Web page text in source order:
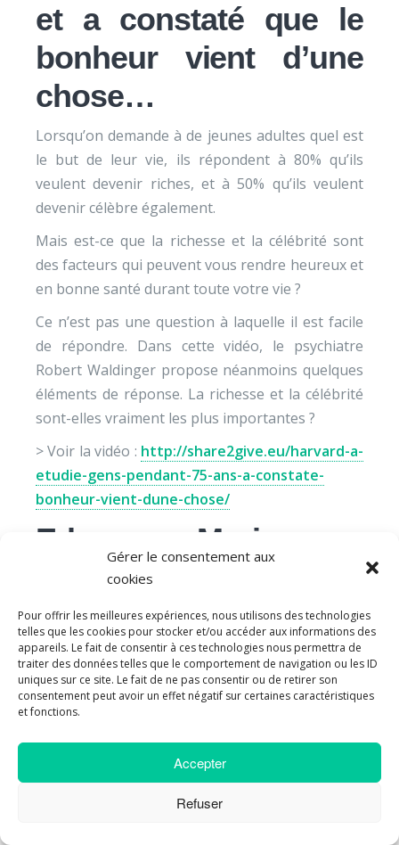
Gérer le consentement aux
cookies
Pour offrir les meilleures expériences, nous utilisons des technologies
telles que les cookies pour stocker et/ou accéder aux informations des
appareils. Le fait de consentir à ces technologies nous permettra de
traiter des données telles que le comportement de navigation ou les ID
uniques sur ce site. Le fait de ne pas consentir ou de retirer son
consentement peut avoir un effet négatif sur certaines caractéristiques
et fonctions.
Accepter
Refuser
et a constaté que le
bonheur vient d’une
chose…
Lorsqu’on demande à de jeunes adultes quel est
le but de leur vie, ils répondent à 80% qu’ils
veulent devenir riches, et à 50% qu’ils veulent
devenir célèbre également.
Mais est-ce que la richesse et la célébrité sont
des facteurs qui peuvent vous rendre heureux et
en bonne santé durant toute votre vie ?
Ce n’est pas une question à laquelle il est facile
de répondre. Dans cette vidéo, le psychiatre
Robert Waldinger propose néanmoins quelques
éléments de réponse. La richesse et la célébrité
sont-elles vraiment les plus importantes ?
> Voir la vidéo : http://share2give.eu/harvard-a-
etudie-gens-pendant-75-ans-a-constate-
bonheur-vient-dune-chose/
Edgar Morin :
« Eduquer à la paix
pour résister à l’esprit
de guerre »
(…) Nous avons pu constater dans l’histoire des
sociétés humaines de multiples irruptions et
manifestations de fanatisme religieux,
nationaliste, idéologique. Ma propre vie a pu
fanatismes staliniens. Nous pouvons nous